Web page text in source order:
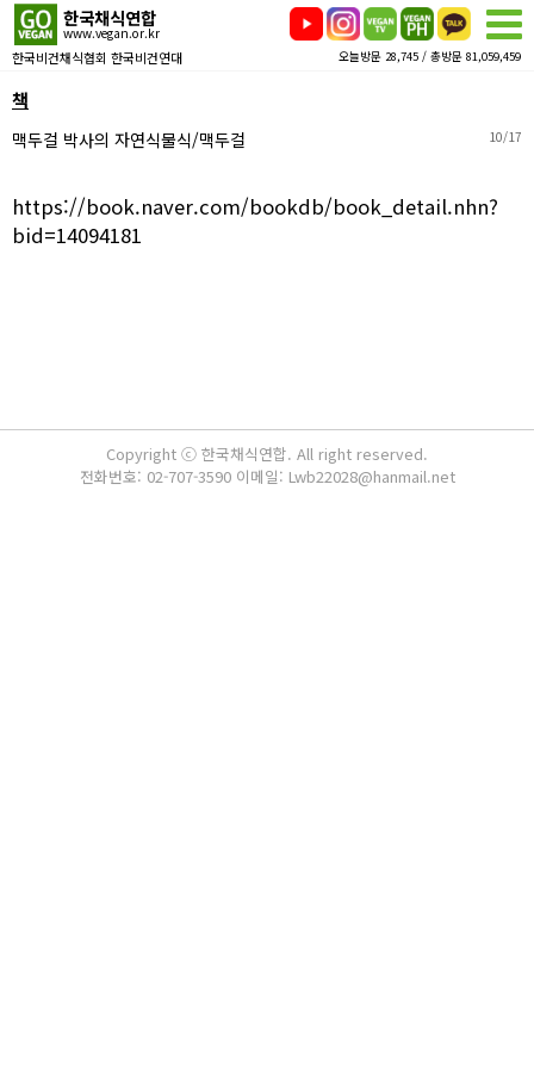
한국채식연합
www.vegan.or.kr
한국비건채식협회 한국비건연대 오늘방문 28,745 / 총방문 81,059,459
책
맥두걸 박사의 자연식물식/맥두걸 10/17
https://book.naver.com/bookdb/book_detail.nhn?
bid=14094181
Copyright ⓒ 한국채식연합. All right reserved.
전화번호: 02-707-3590 이메일: Lwb22028@hanmail.net